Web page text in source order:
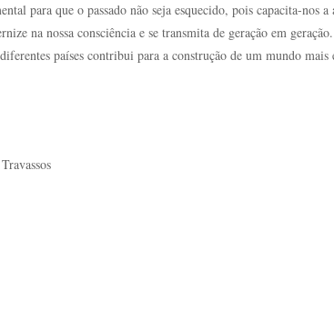
para que o passado não seja esquecido, pois capacita-nos
na nossa consciência e se transmita de geração em
países contribui para a construção de um mundo mais